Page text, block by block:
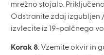
mrežno stojalo.
Odstranite zdaj izgubljen
izvlecite iz 19-palčnega
Korak 8: Vzemite okvir in